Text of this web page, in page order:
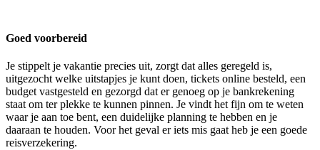
Goed voorbereid
Je stippelt je vakantie precies uit, zorgt dat alles geregeld is,
uitgezocht welke uitstapjes je kunt doen, tickets online besteld, een
budget vastgesteld en gezorgd dat er genoeg op je bankrekening
staat om ter plekke te kunnen pinnen. Je vindt het fijn om te weten
waar je aan toe bent, een duidelijke planning te hebben en je
daaraan te houden. Voor het geval er iets mis gaat heb je een goede
reisverzekering.